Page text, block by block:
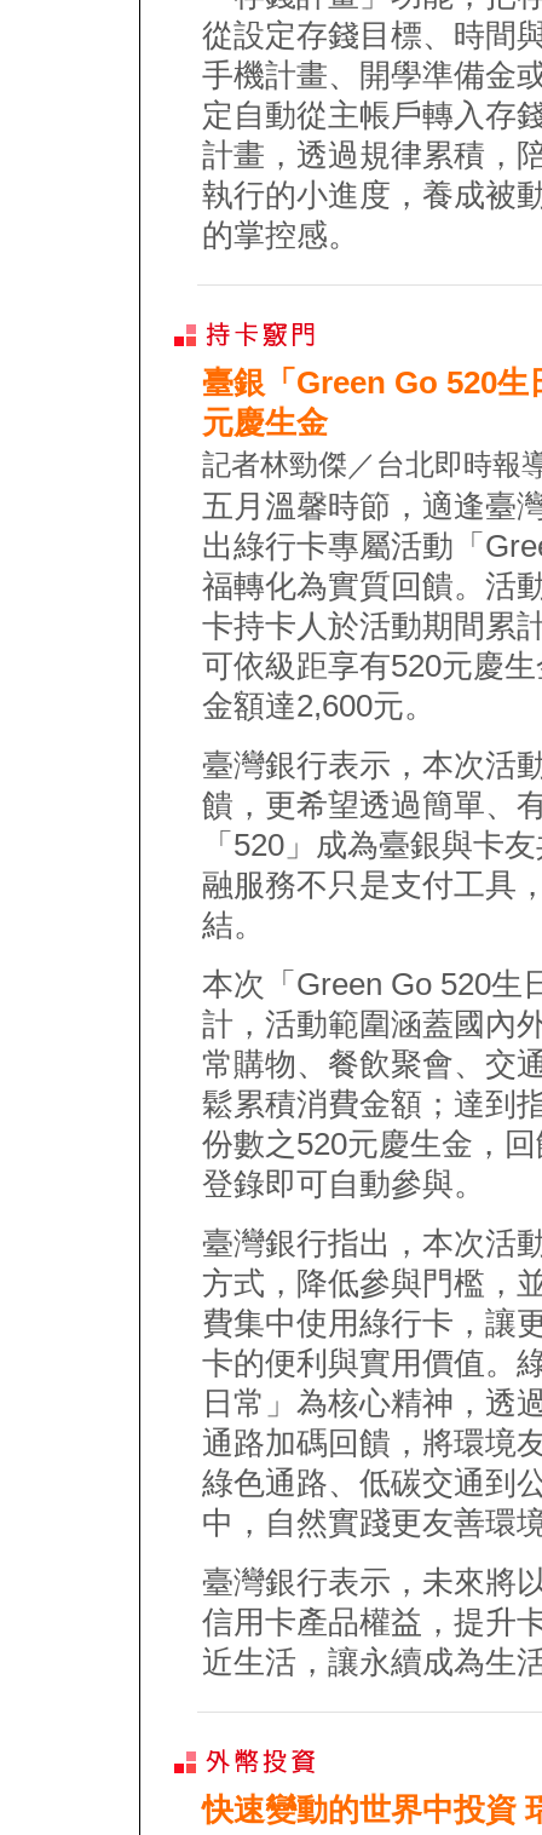
從設定存錢目標、時間
手機計畫、開學準備金
定自動從主帳戶轉入存
計畫，透過規律累積，
執行的小進度，養成被
的掌控感。
臺銀「Green Go 520生
元慶生金
記者林勁傑／台北即時報
五月溫馨時節，適逢臺
出綠行卡專屬活動「
福轉化為實質回饋。活
卡持卡人於活動期間累
可依級距享有520元慶
金額達2,600元。
臺灣銀行表示，本次活
饋，更希望透過簡單、
「520」成為臺銀與卡
融服務不只是支付工具
結。
本次「Green Go 520生
計，活動範圍涵蓋國內
常購物、餐飲聚會、交
鬆累積消費金額；達到
份數之520元慶生金，
登錄即可自動參與。
臺灣銀行指出，本次活
方式，降低參與門檻，
費集中使用綠行卡，讓
卡的便利與實用價值。
日常」為核心精神，透
通路加碼回饋，將環境
綠色通路、低碳交通到
中，自然實踐更友善環
臺灣銀行表示，未來將
信用卡產品權益，提升
近生活，讓永續成為生
快速變動的世界中投資